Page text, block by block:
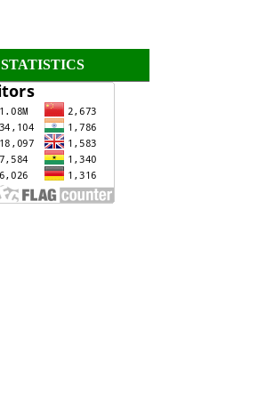
STATISTICS